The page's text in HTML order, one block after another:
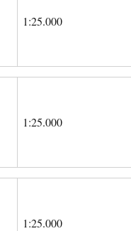
1:25.000
1:25.000
1:25.000